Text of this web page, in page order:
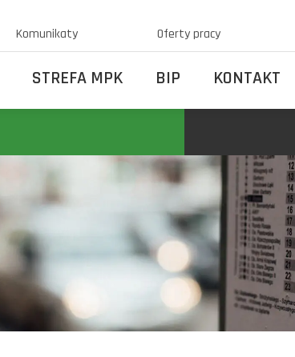
Komunikaty Oferty pracy
STREFA MPK BIP KONTAKT